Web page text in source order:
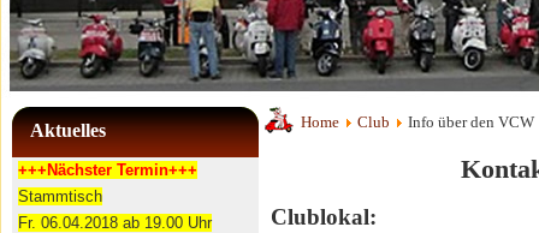
Aktuelles
+++Nächster Termin+++
Stammtisch
Fr. 06.04.2018 ab 19.00 Uhr
Home Club Info über den VCW
Clublokal: